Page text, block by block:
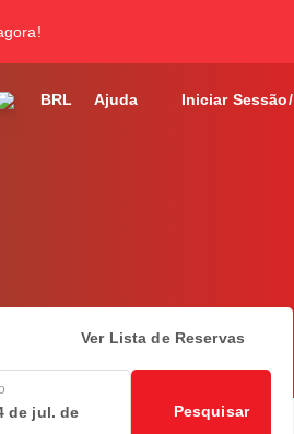
BRL Ajuda Iniciar
Ver Lista de Reservas
de jul. de
Pesquisar